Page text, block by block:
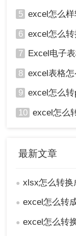
5 excel怎么样
6 excel怎么转
7 Excel电子表格
8 excel表格怎
9 excel怎么转
10 excel怎么
最新文章
● xlsx怎么转换
● excel怎么转
● excel怎么转